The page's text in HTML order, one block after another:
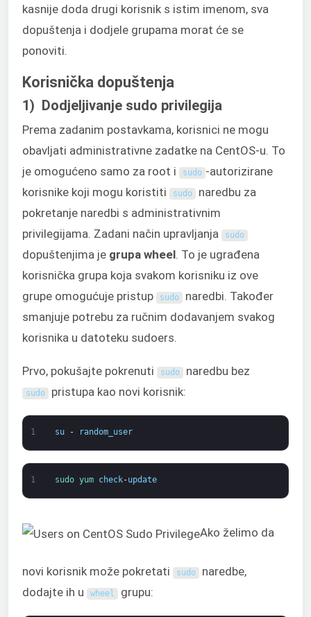
kasnije doda drugi korisnik s istim imenom, sva
dopuštenja i dodjele grupama morat će se
ponoviti.
Korisnička dopuštenja
1) Dodjeljivanje sudo privilegija
Prema zadanim postavkama, korisnici ne mogu
obavljati administrativne zadatke na CentOS-u. To
je omogućeno samo za root i
sudo -autorizirane
korisnike koji mogu koristiti
sudo naredbu za
pokretanje naredbi s administrativnim
privilegijama. Zadani način upravljanja
sudo
dopuštenjima je grupa wheel. To je ugrađena
korisnička grupa koja svakom korisniku iz ove
grupe omogućuje pristup
sudo naredbi. Također
smanjuje potrebu za ručnim dodavanjem svakog
korisnika u datoteku sudoers.
Prvo, pokušajte pokrenuti sudo naredbu bez
sudo pristupa kao novi korisnik:
1 su - random_user
1 sudo yum check-update
Ako želimo da
novi korisnik može pokretati sudo naredbe,
dodajte ih u
wheel grupu: